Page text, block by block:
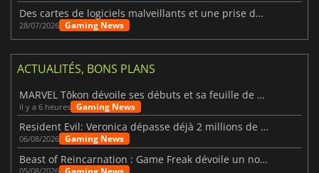
Des cartes de logiciels malveillants et une prise de contrôle de Discord ont touché Meccha Chameleon
28/07/2026 Gaming News
ACTUALITÉS, BONS PLANS
MARVEL Tōkon dévoile ses débuts et sa feuille de route
il y a 6 heures Gaming News
Resident Evil: Veronica dépasse déjà 2 millions de wishlists
06/08/2026 Gaming News
Beast of Reincarnation : Game Freak dévoile un nouveau pari
05/08/2026